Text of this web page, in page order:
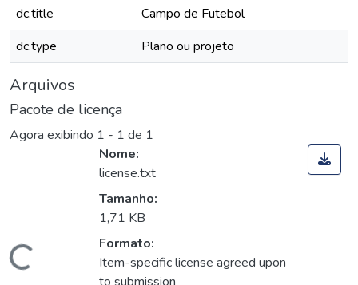
dc.title
Campo de Futebol
dc.type
Plano ou projeto
Arquivos
Pacote de licença
Agora exibindo 1 - 1 de 1
Nome:
license.txt
Tamanho:
1,71 KB
Formato:
Item-specific license agreed upon